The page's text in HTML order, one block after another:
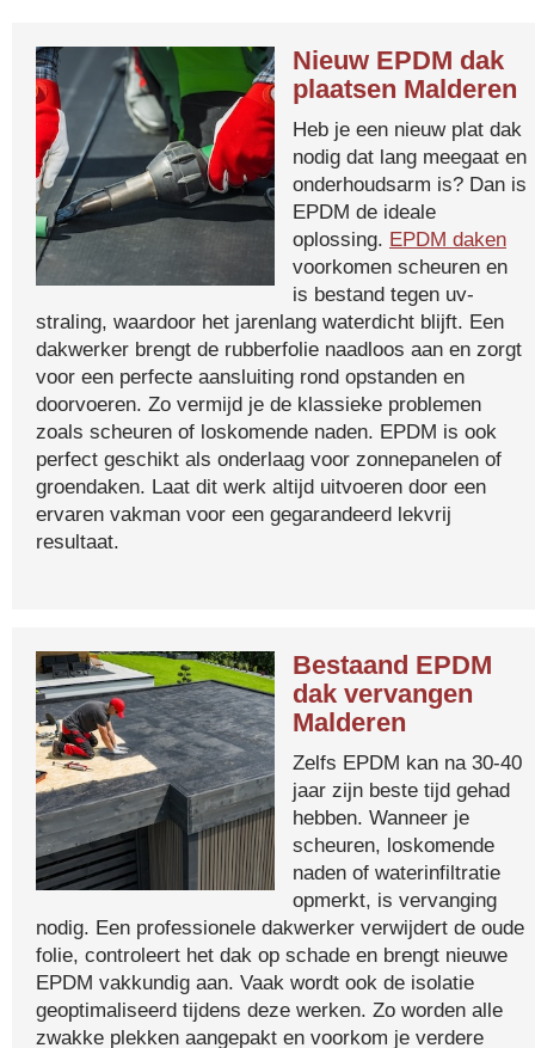
Nieuw EPDM dak
plaatsen Malderen
Heb je een nieuw plat dak
nodig dat lang meegaat en
onderhoudsarm is? Dan is
EPDM de ideale
oplossing. EPDM daken
voorkomen scheuren en
is bestand tegen uv-
straling, waardoor het jarenlang waterdicht blijft. Een
dakwerker brengt de rubberfolie naadloos aan en zorgt
voor een perfecte aansluiting rond opstanden en
doorvoeren. Zo vermijd je de klassieke problemen
zoals scheuren of loskomende naden. EPDM is ook
perfect geschikt als onderlaag voor zonnepanelen of
groendaken. Laat dit werk altijd uitvoeren door een
ervaren vakman voor een gegarandeerd lekvrij
resultaat.
Bestaand EPDM
dak vervangen
Malderen
Zelfs EPDM kan na 30-40
jaar zijn beste tijd gehad
hebben. Wanneer je
scheuren, loskomende
naden of waterinfiltratie
opmerkt, is vervanging
nodig. Een professionele dakwerker verwijdert de oude
folie, controleert het dak op schade en brengt nieuwe
EPDM vakkundig aan. Vaak wordt ook de isolatie
geoptimaliseerd tijdens deze werken. Zo worden alle
zwakke plekken aangepakt en voorkom je verdere